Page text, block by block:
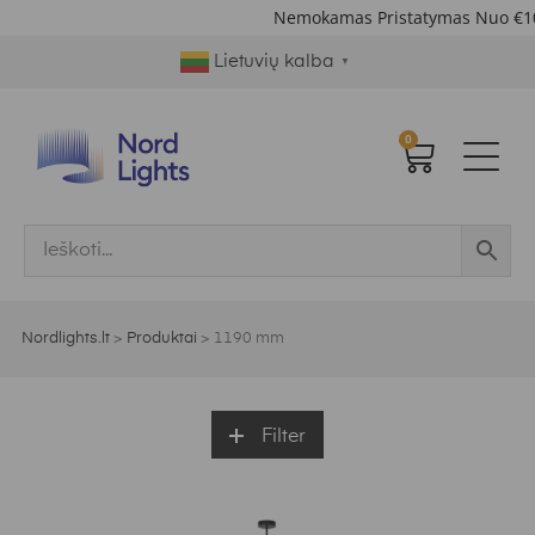
Nemokamas Pristatymas Nuo
Lietuvių kalba ▼
0
Nordlights.lt > Produktai > 1190 mm
Filter